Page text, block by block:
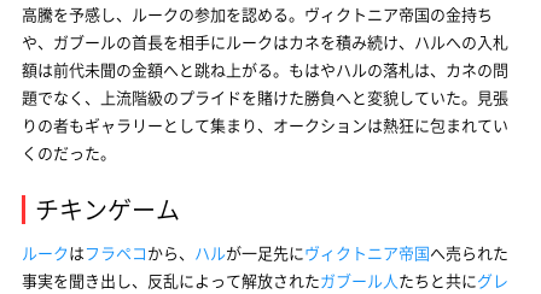
高騰を予感し、ルークの参加を認める。ヴィクトニア帝国の金持ち
や、ガブールの首長を相手にルークはカネを積み続け、ハルへの入札
額は前代未聞の金額へと跳ね上がる。もはやハルの落札は、カネの問
題でなく、上流階級のプライドを賭けた勝負へと変貌していた。見張
りの者もギャラリーとして集まり、オークションは熱狂に包まれてい
くのだった。
チキンゲーム
ルークはフラペコから、 ハルが一足先にヴィクトニア帝国へ売られた
事実を聞き出し、反乱によって解放されたガブール人 たちと共にグレ